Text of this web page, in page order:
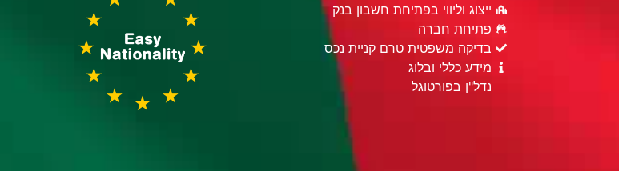
ייצוג וליווי בפתיחת חשבון בנק
פתיחת חברה
בדיקה משפטית טרם קניית נכס
מידע כללי ובלוג
נדל"ן בפורטוגל